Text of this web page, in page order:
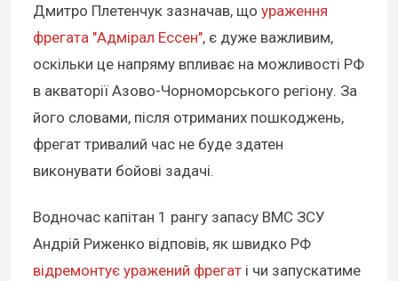
Дмитро Плетенчук зазначав, що ураження
фрегата "Адмірал Ессен", є дуже важливим,
оскільки це напряму впливає на можливості РФ
в акваторії Азово-Чорноморського регіону. За
його словами, після отриманих пошкоджень,
фрегат тривалий час не буде здатен
виконувати бойові задачі.
Водночас капітан 1 рангу запасу ВМС ЗСУ
Андрій Риженко відповів, як швидко РФ
відремонтує уражений фрегат і чи запускатиме